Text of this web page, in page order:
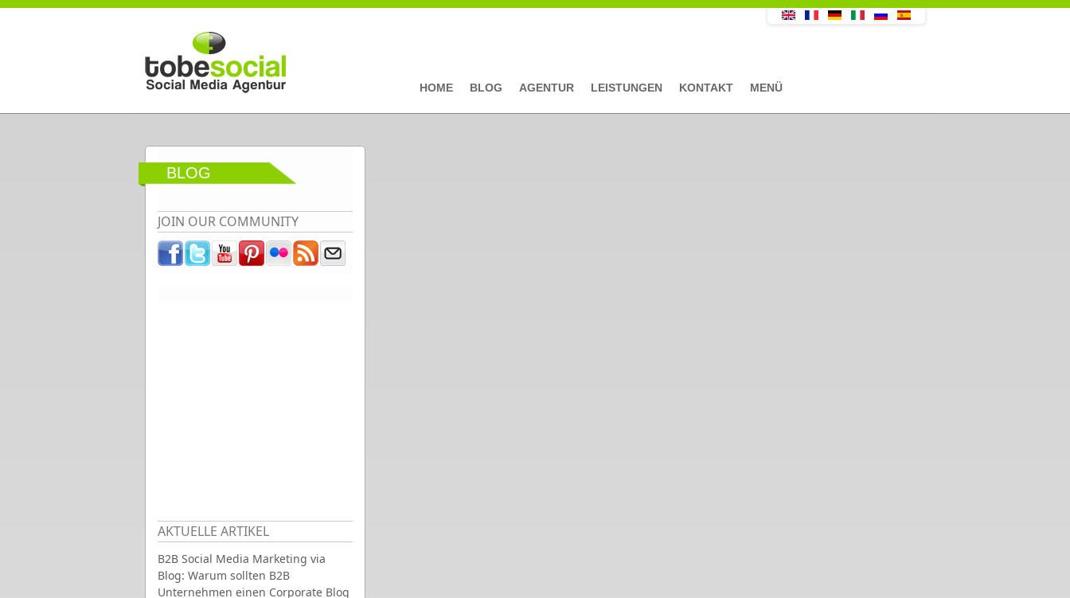
Direkt zum Inhalt
HOME BLOG AGENTUR LEISTUNGEN KONTAKT MENÜ
BLOG
JOIN OUR COMMUNITY
AKTUELLE ARTIKEL
B2B Social Media Marketing via
Blog: Warum sollten B2B
Unternehmen einen Corporate Blog